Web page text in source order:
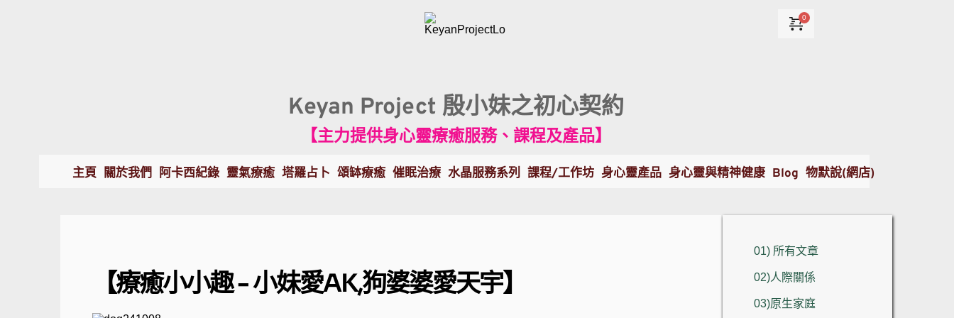
Keyan Project 殷小妹之初心契約
【主力提供身心靈療癒服務、課程及產品】
主頁 關於我們 阿卡西紀錄 靈氣療癒 塔羅占卜 頌缽療癒 催眠治療 水晶服務系列 課程/工作坊 身心靈產品 身心靈與精神健康 Blog 物默說(網店)
【療癒小小趣 - 小妹愛AK,狗婆婆愛天宇】
01) 所有文章
02)人際關係
03)原生家庭